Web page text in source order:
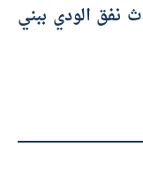
نفق الودي ببني